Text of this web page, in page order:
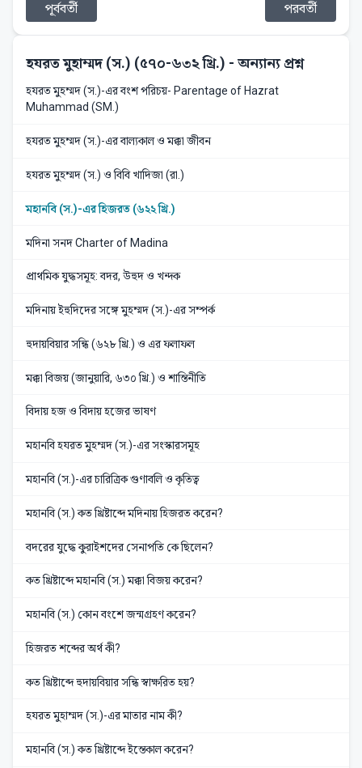
পূর্ববর্তী
পরবর্তী
হযরত মুহাম্মদ (স.) (৫৭০-৬৩২ খ্রি.) - অন্যান্য প্রশ্ন
হযরত মুহম্মদ (স.)-এর বংশ পরিচয়- Parentage of Hazrat
Muhammad (SM.)
হযরত মুহম্মদ (স.)-এর বাল্যকাল ও মক্কা জীবন
হযরত মুহম্মদ (স.) ও বিবি খাদিজা (রা.)
মহানবি (স.)-এর হিজরত (৬২২ খ্রি.)
মদিনা সনদ Charter of Madina
প্রাথমিক যুদ্ধসমূহ: বদর, উহুদ ও খন্দক
মদিনায় ইহুদিদের সঙ্গে মুহম্মদ (স.)-এর সম্পর্ক
হুদায়বিয়ার সন্ধি (৬২৮ খ্রি.) ও এর ফলাফল
মক্কা বিজয় (জানুয়ারি, ৬৩০ খ্রি.) ও শান্তিনীতি
বিদায় হজ ও বিদায় হজের ভাষণ
মহানবি হযরত মুহম্মদ (স.)-এর সংস্কারসমূহ
মহানবি (স.)-এর চারিত্রিক গুণাবলি ও কৃতিত্ব
মহানবি (স.) কত খ্রিষ্টাব্দে মদিনায় হিজরত করেন?
বদরের যুদ্ধে কুরাইশদের সেনাপতি কে ছিলেন?
কত খ্রিষ্টাব্দে মহানবি (স.) মক্কা বিজয় করেন?
মহানবি (স.) কোন বংশে জন্মগ্রহণ করেন?
হিজরত শব্দের অর্থ কী?
কত খ্রিষ্টাব্দে হুদায়বিয়ার সন্ধি স্বাক্ষরিত হয়?
হযরত মুহাম্মদ (স.)-এর মাতার নাম কী?
মহানবি (স.) কত খ্রিষ্টাব্দে ইন্তেকাল করেন?